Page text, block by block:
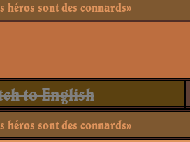
héros sont des connards»
to English
héros sont des connards»